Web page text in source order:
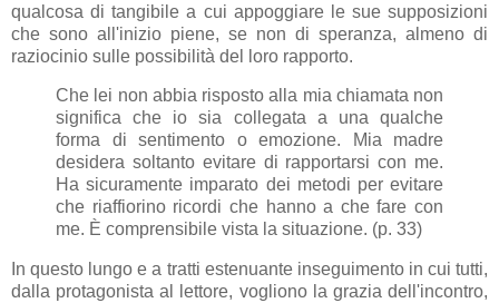
qualcosa di tangibile a cui appoggiare le sue supposizioni
che sono all'inizio piene, se non di speranza, almeno di
raziocinio sulle possibilità del loro rapporto.
Che lei non abbia risposto alla mia chiamata non
significa che io sia collegata a una qualche
forma di sentimento o emozione. Mia madre
desidera soltanto evitare di rapportarsi con me.
Ha sicuramente imparato dei metodi per evitare
che riaffiorino ricordi che hanno a che fare con
me. È comprensibile vista la situazione. (p. 33)
In questo lungo e a tratti estenuante inseguimento in cui tutti,
dalla protagonista al lettore, vogliono la grazia dell'incontro,